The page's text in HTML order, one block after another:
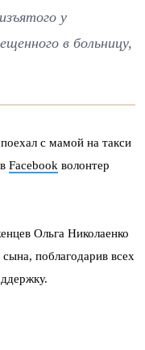
у
в больницу,
с мамой на такси
Facebook волонтер
Ольга Николаенко
поблагодарив всех